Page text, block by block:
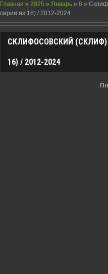
Главная » 2025 » Январь » 6 »
серии из 16) / 2012-2024
СКЛИФОСОВСКИЙ (СКЛИФ)
16) / 2012-2024